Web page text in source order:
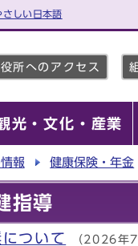
さしい日本語
所へのアクセス
光・文化・産業
報 健康保険・年金
指導
ついて （2026年